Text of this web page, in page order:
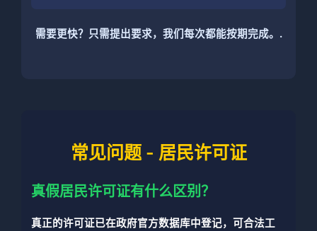
需要更快？只需提出要求，我们每次都能按期完成。.
常见问题 - 居民许可证
真假居民许可证有什么区别？
真正的许可证已在政府官方数据库中登记，可合法工